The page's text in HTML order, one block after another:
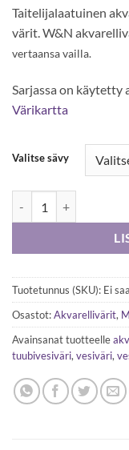
Taitelijalaatuinen
värit. W&N
vertaansa vailla.
Sarjassa on käytetty
Värikartta
Valitse sävy
Tuotetunnus (SKU): Ei
Osastot:Akvarellivärit,
Avainsanat tuotteelle
tuubivesiväri, vesiväri,